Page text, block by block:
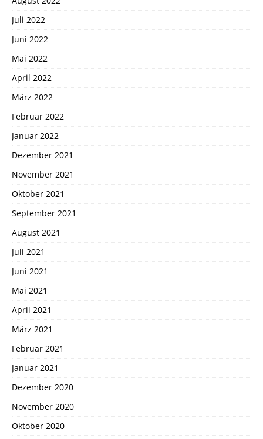
Juli 2022
Juni 2022
Mai 2022
April 2022
März 2022
Februar 2022
Januar 2022
Dezember 2021
November 2021
Oktober 2021
September 2021
August 2021
Juli 2021
Juni 2021
Mai 2021
April 2021
März 2021
Februar 2021
Januar 2021
Dezember 2020
November 2020
Oktober 2020